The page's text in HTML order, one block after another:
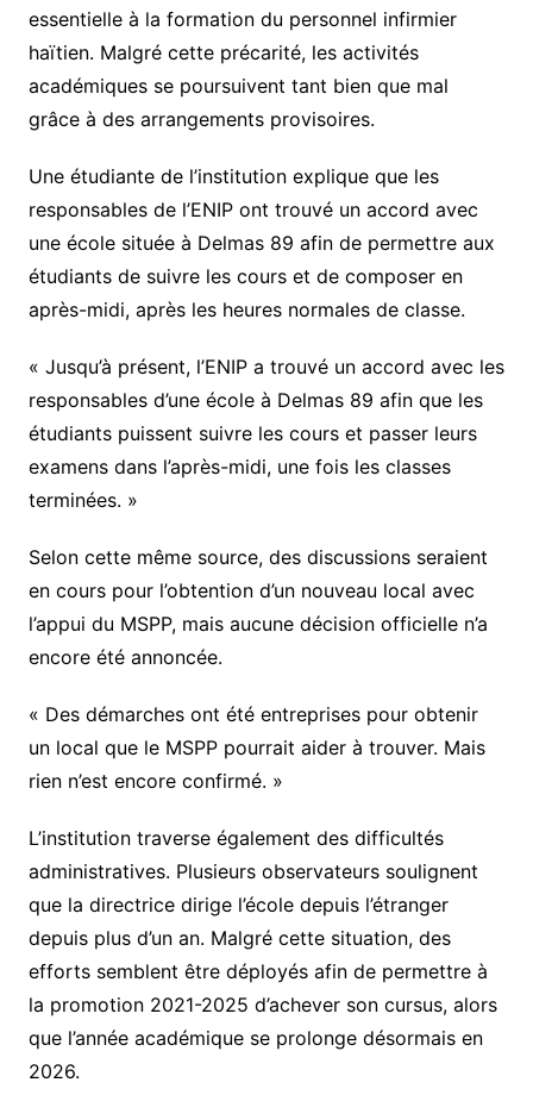
essentielle à la formation du personnel infirmier
haïtien. Malgré cette précarité, les activités
académiques se poursuivent tant bien que mal
grâce à des arrangements provisoires.
Une étudiante de l’institution explique que les
responsables de l’ENIP ont trouvé un accord avec
une école située à Delmas 89 afin de permettre aux
étudiants de suivre les cours et de composer en
après-midi, après les heures normales de classe.
« Jusqu’à présent, l’ENIP a trouvé un accord avec les
responsables d’une école à Delmas 89 afin que les
étudiants puissent suivre les cours et passer leurs
examens dans l’après-midi, une fois les classes
terminées. »
Selon cette même source, des discussions seraient
en cours pour l’obtention d’un nouveau local avec
l’appui du MSPP, mais aucune décision officielle n’a
encore été annoncée.
« Des démarches ont été entreprises pour obtenir
un local que le MSPP pourrait aider à trouver. Mais
rien n’est encore confirmé. »
L’institution traverse également des difficultés
administratives. Plusieurs observateurs soulignent
que la directrice dirige l’école depuis l’étranger
depuis plus d’un an. Malgré cette situation, des
efforts semblent être déployés afin de permettre à
la promotion 2021-2025 d’achever son cursus, alors
que l’année académique se prolonge désormais en
2026.